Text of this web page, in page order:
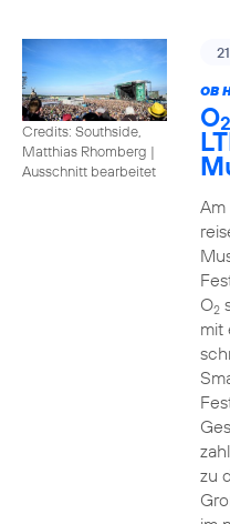
Credits: Southside,
Matthias Rhomberg |
Ausschnitt bearbeitet
OB
O2
O2
mit
zu